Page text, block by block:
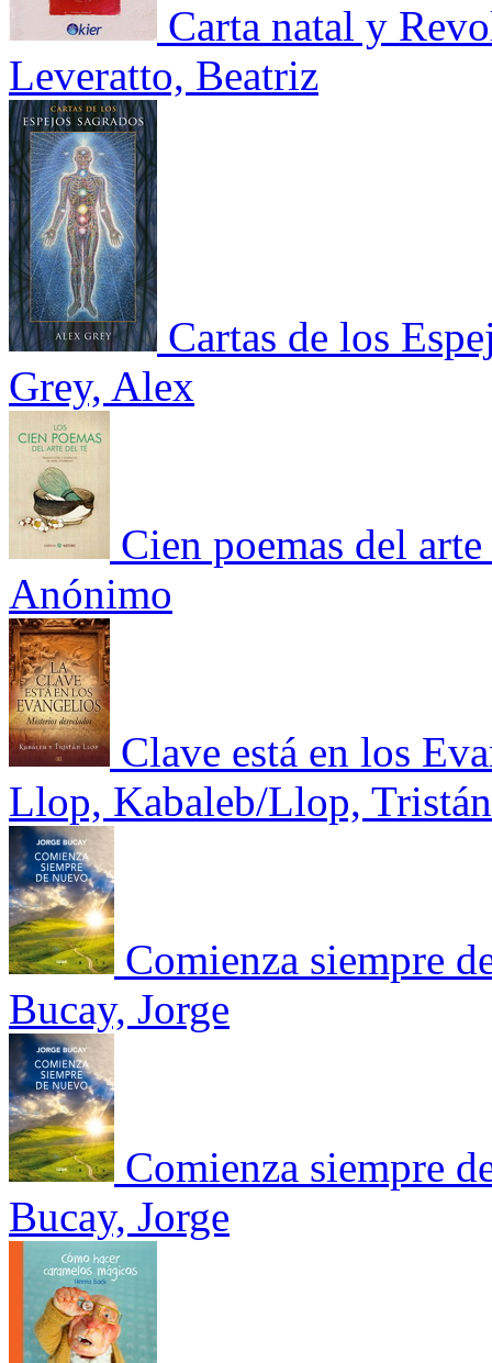
Carta natal y
Leveratto, Beatriz
Cartas de los
Grey, Alex
Cien poemas del
Anónimo
Clave está en los
Llop, Kabaleb/Llop, Tristán
Comienza siempre
Bucay, Jorge
Comienza siempre
Bucay, Jorge